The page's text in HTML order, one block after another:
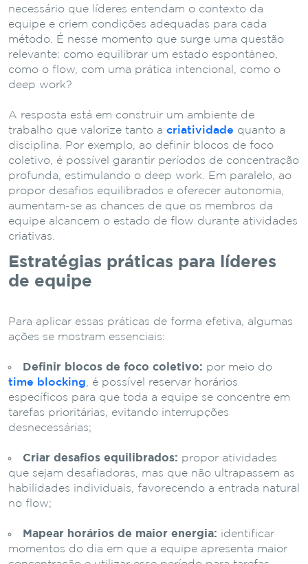
necessário que líderes entendam o contexto da
equipe e criem condições adequadas para cada
método. É nesse momento que surge uma questão
relevante: como equilibrar um estado espontâneo,
como o flow, com uma prática intencional, como o
deep work?
A resposta está em construir um ambiente de
trabalho que valorize tanto a criatividade quanto a
disciplina. Por exemplo, ao definir blocos de foco
coletivo, é possível garantir períodos de concentração
profunda, estimulando o deep work. Em paralelo, ao
propor desafios equilibrados e oferecer autonomia,
aumentam-se as chances de que os membros da
equipe alcancem o estado de flow durante atividades
criativas.
Estratégias práticas para líderes
de equipe
Para aplicar essas práticas de forma efetiva, algumas
ações se mostram essenciais:
Definir blocos de foco coletivo: por meio do
time blocking , é possível reservar horários
específicos para que toda a equipe se concentre em
tarefas prioritárias, evitando interrupções
desnecessárias;
Criar desafios equilibrados: propor atividades
que sejam desafiadoras, mas que não ultrapassem as
habilidades individuais, favorecendo a entrada natural
no flow;
Mapear horários de maior energia: identificar
momentos do dia em que a equipe apresenta maior